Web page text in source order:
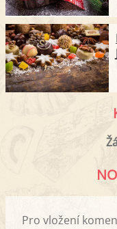
Pro vložení